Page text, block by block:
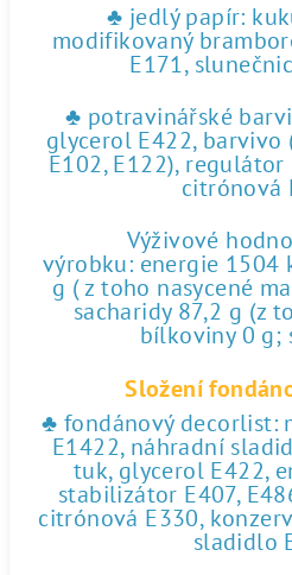
♣ jedlý papír:
modifikovaný
E171,
♣ potravinářské
glycerol E422, barvivo
E102, E122),
citrónová
Výživové
výrobku: energie 1504
g ( z toho nasycené
sacharidy 87,2 g (z
bílkoviny 0 g;
Složení
♣ fondánový decorlist:
E1422, náhradní
tuk, glycerol E422,
stabilizátor E407,
citrónová E330,
sladidlo